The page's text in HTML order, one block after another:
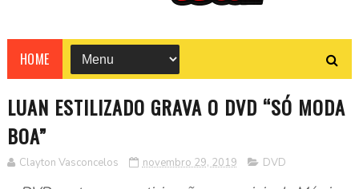
HOME
LUAN ESTILIZADO GRAVA O DVD “SÓ MODA
BOA”
Clayton Vasconcelos novembro 29, 2019 DVD